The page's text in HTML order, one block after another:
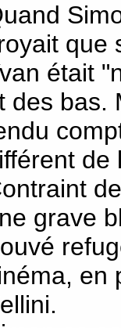
que
était
des bas.
de
grave
en